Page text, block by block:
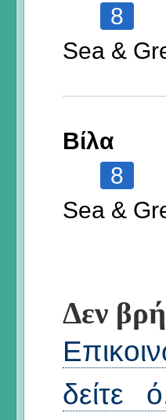
8
Sea &
Βίλα
8
Sea &
Δεν
δείτε